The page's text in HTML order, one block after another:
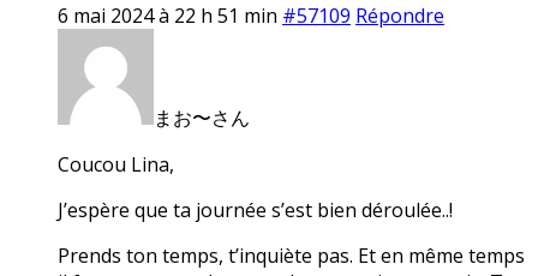
6 mai 2024 à 22 h 51 min #57109 Répondre
まお〜さん
Coucou Lina,
J’espère que ta journée s’est bien déroulée..!
Prends ton temps, t’inquiète pas. Et en même temps